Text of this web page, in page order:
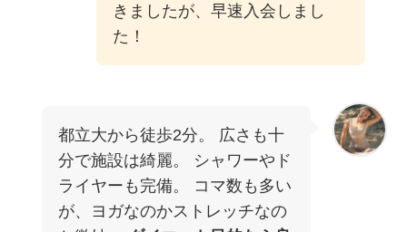
きましたが、早速入会しまし
た！
都立大から徒歩2分。 広さも十
分で施設は綺麗。 シャワーやド
ライヤーも完備。 コマ数も多い
が、ヨガなのかストレッチなの